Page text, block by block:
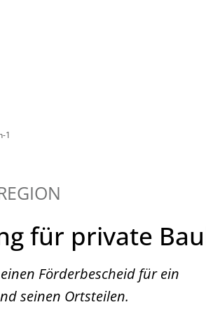
1
für private
Förderbescheid für ein
seinen Ortsteilen.